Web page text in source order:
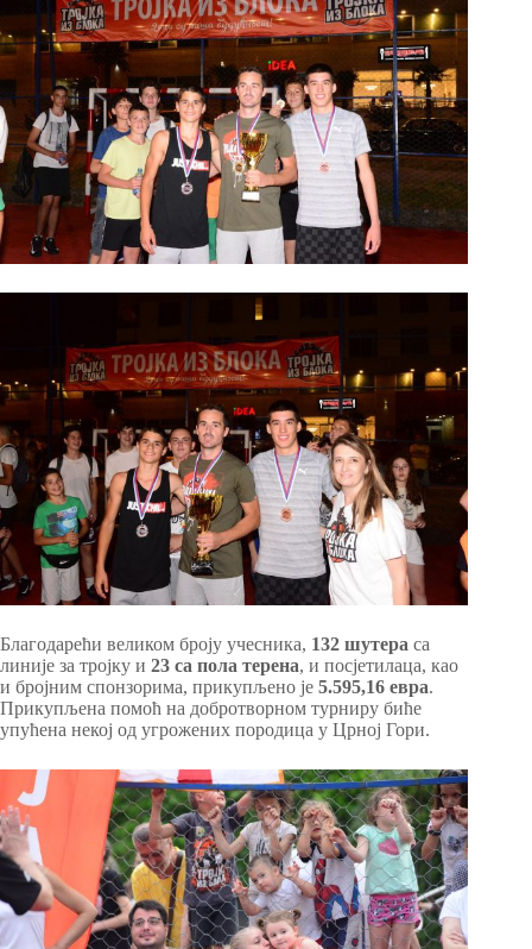
Благодарећи великом броју учесника, 132 шутера са
линије за тројку и 23 са пола терена, и посјетилаца, као
и бројним спонзорима, прикупљено је 5.595,16 евра.
Прикупљена помоћ на добротворном турниру биће
упућена некој од угрожених породица у Црној Гори.